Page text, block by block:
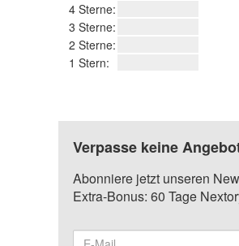
4 Sterne:
3 Sterne:
2 Sterne:
1 Stern:
Verpasse keine
Abonniere jetzt unseren
Extra-Bonus: 60 Tage